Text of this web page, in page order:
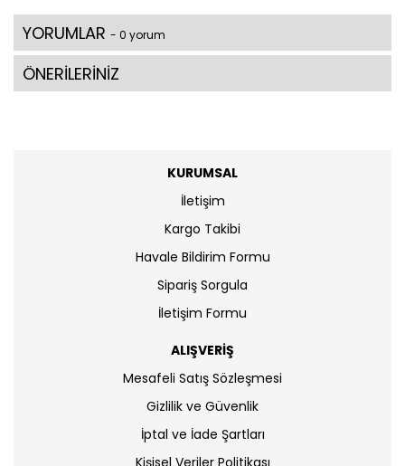
YORUMLAR - 0 yorum
ÖNERİLERİNİZ
KURUMSAL
İletişim
Kargo Takibi
Havale Bildirim Formu
Sipariş Sorgula
İletişim Formu
ALIŞVERİŞ
Mesafeli Satış Sözleşmesi
Gizlilik ve Güvenlik
İptal ve İade Şartları
Kişisel Veriler Politikası